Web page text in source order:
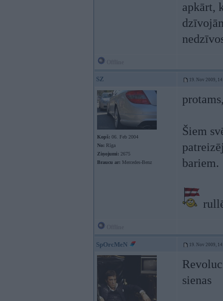
apkārt,
SZ 19. Nov 2009,
Kopš: 06. Feb 2004
No: Rīga
Ziņojumi: 2675
Braucu ar: Mercedes-Benz
Šiem
bariem.
SpOrcMeN 19. Nov 2009,
sienas